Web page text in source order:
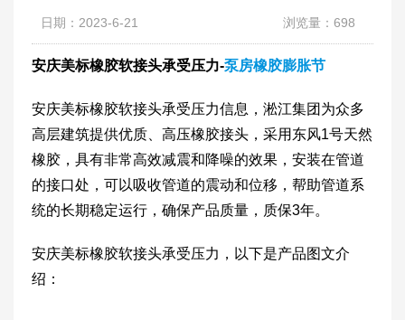
日期：2023-6-21 浏览量：698
安庆美标橡胶软接头承受压力-泵房橡胶膨胀节
安庆美标橡胶软接头承受压力信息，淞江集团为众多
高层建筑提供优质、高压橡胶接头，采用东风1号天然
橡胶，具有非常高效减震和降噪的效果，安装在管道
的接口处，可以吸收管道的震动和位移，帮助管道系
统的长期稳定运行，确保产品质量，质保3年。
安庆美标橡胶软接头承受压力，以下是产品图文介
绍：